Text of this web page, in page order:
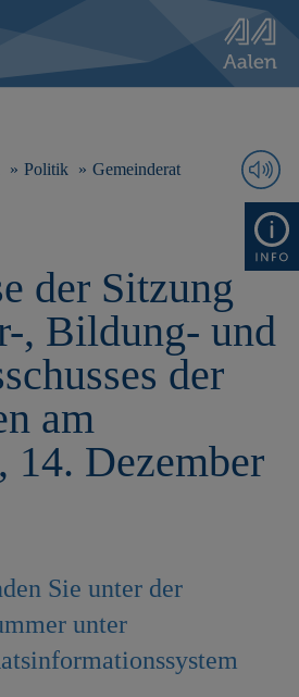
Politik
Gemeinderat
der Sitzung
, Bildung- und
der
am
Dezember
Sie unter der
unter